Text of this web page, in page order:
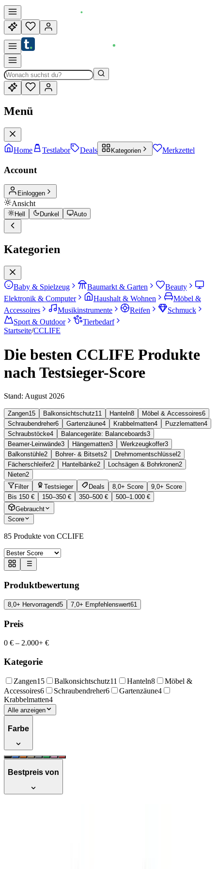
Menü
Home Testlabor Deals Kategorien Merkzettel
Account
Einloggen
Ansicht
Hell Dunkel Auto
Kategorien
Baby & Spielzeug Baumarkt & Garten
Beauty
Elektronik & Computer
Haushalt & Wohnen
Möbel &
Accessoires
Musikinstrumente Reifen
Schmuck
Sport & Outdoor
Tierbedarf
Startseite/CCLIFE
Die besten CCLIFE Produkte
nach Testsieger-Score
Stand: August 2026
Zangen15 Balkonsichtschutz11 Hanteln8 Möbel & Accessoires6
Schraubendreher6 Gartenzäune4 Krabbelmatten4 Puzzlematten4
Schraubstöcke4 Balancegeräte: Balanceboards3
Beamer-Leinwände3 Hängematten3 Werkzeugkoffer3
Balkonstühle2 Bohrer- & Bitsets2 Drehmomentschlüssel 2
Fächerschleifer2 Hantelbänke2 Lochsägen & Bohrkronen2
Nieten2
Filter
Testsieger Deals 8,0+ Score
9,0+ Score
Bis 150 €
150–350 € 350–500 €
500–1.000 €
Gebraucht
Score
85 Produkte von CCLIFE
Produktbewertung
8,0+ Hervorragend5 7,0+ Empfehlenswert61
Preis
0 € – 2.000+ €
Kategorie
Zangen15 Balkonsichtschutz11 Hanteln8
Möbel &
Accessoires6 Schraubendreher6 Gartenzäune4
Krabbelmatten4
Alle anzeigen
Farbe
Bestpreis von